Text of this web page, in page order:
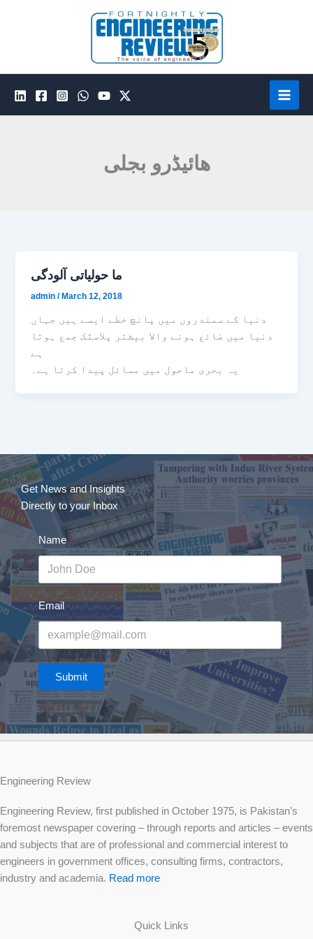
ھائیڈرو بجلی
ما حولیاتی آلودگی
admin/ March 12, 2018
دنیا کے سمندروں میں پانچ خطے ایسے ہیں جہاں
دنیا میں ضائع ہونے والا بیشتر پلاسٹک جمع ہوتا
ہے
یہ بحری ماحول میں مسائل پیدا کرتا ہے۔
Get News and Insights
Directly to your Inbox
Name
Email
Submit
Engineering Review
Engineering Review, first published in October 1975, is Pakistan’s
foremost newspaper covering – through reports and articles – events
and subjects that are of professional and commercial interest to
engineers in government offices, consulting firms, contractors,
industry and academia. Read more
Quick Links